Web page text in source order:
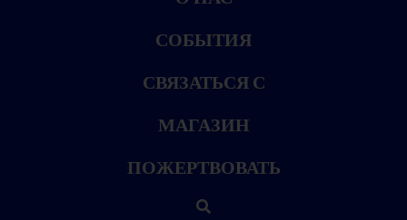
СОБЫТИЯ
СВЯЗАТЬСЯ С
МАГАЗИН
ПОЖЕРТВОВАТЬ